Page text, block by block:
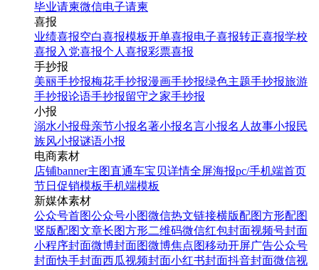
毕业请柬微信电子请柬
喜报
业绩喜报空白喜报模板开单喜报电子喜报转正喜报学校
喜报 入党喜报个人喜报彩票喜报
手抄报
美丽手抄报梅花手抄报漫画手抄报绿色主题手抄报旅游
手抄报论语手抄报留守之家手抄报
小报
溺水小报母亲节小报名著小报名言小报名人故事小报民
族风小报谜语小报
电商素材
店铺banner主图直通车宝贝详情全屏海报pc/手机端首页
节日促销模板手机端模板
新媒体素材
公众号首图公众号小图微信热文链接横版配图方形配图
竖版配图文章长图方形二维码微信红包封面视频号封面
小程序封面微博封面图微博焦点图移动开屏广告公众号
封面快手封面西瓜视频封面小红书封面抖音封面微信视